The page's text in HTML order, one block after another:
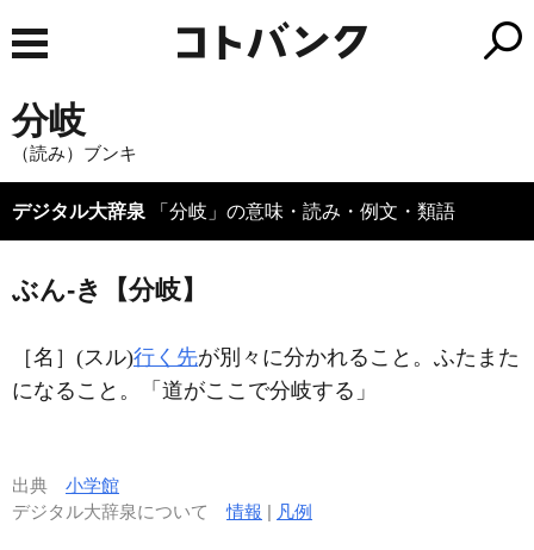
分岐
（読み）ブンキ
デジタル大辞泉 「分岐」の意味・読み・例文・類語
ぶん‐き【分岐】
［名］ (スル)行く先が別々に分かれること。ふたまた
になること。「道がここで分岐する」
出典 小学館
デジタル大辞泉について情報 | 凡例